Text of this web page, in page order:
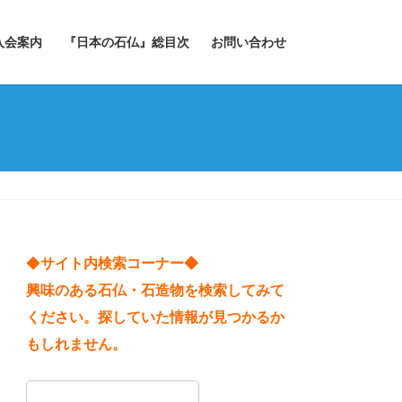
会案内 『日本の石仏』総目次 お問い合わせ
◆サイト内検索コーナー◆
興味のある石仏・石造物を検索してみて
ください。探していた情報が見つかるか
もしれません。